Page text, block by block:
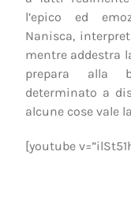
l’epico ed
Nanisca,
mentre addestra
prepara alla
determinato a
alcune cose vale
[youtube